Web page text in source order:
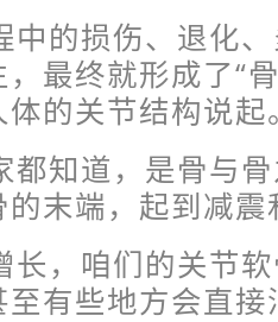
中的损伤、退化
最终就形成了“
的关节结构说起
都知道，是骨与
末端，起到减
长，咱们的关节
有些地方会直接